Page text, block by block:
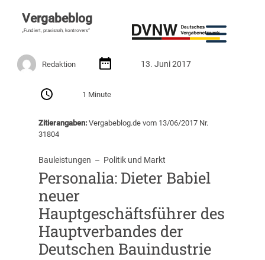
Vergabeblog
„Fundiert, praxisnah, kontrovers“
Redaktion 13. Juni 2017
1 Minute
Zitierangaben:Vergabeblog.de vom 13/06/2017 Nr.
31804
Bauleistungen
  –
Politik und Markt
Personalia: Dieter Babiel
neuer
Hauptgeschäftsführer des
Hauptverbandes der
Deutschen Bauindustrie